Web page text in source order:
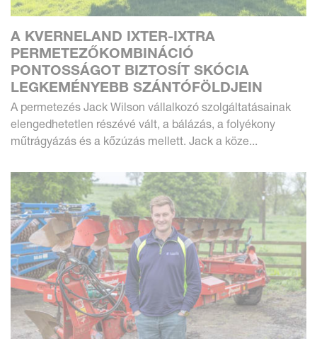
A KVERNELAND IXTER-IXTRA
PERMETEZŐKOMBINÁCIÓ
PONTOSSÁGOT BIZTOSÍT SKÓCIA
LEGKEMÉNYEBB SZÁNTÓFÖLDJEIN
A permetezés Jack Wilson vállalkozó szolgáltatásainak
elengedhetetlen részévé vált, a bálázás, a folyékony
műtrágyázás és a kőzúzás mellett. Jack a köze...